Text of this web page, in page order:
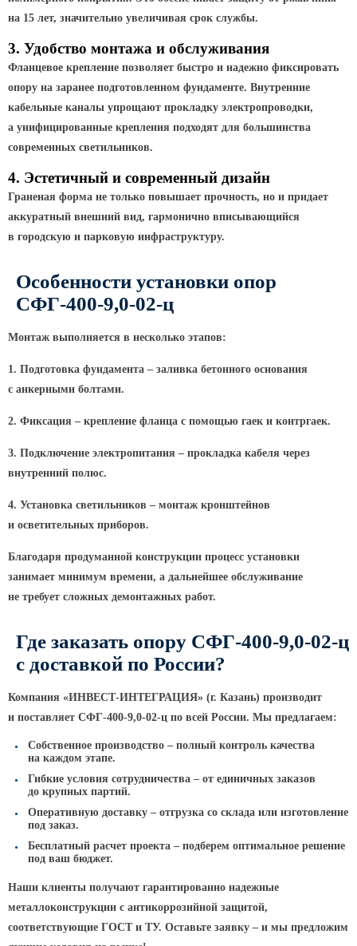
Высокомачтовые опоры
стационарной короной
ВМО Высокомачтовые опоры с
мобильной короной
Мачты связи
РМГ Радиомачты. Опоры сотовoй
ОДН Радиомачты. Опоры двойного
назначения
ОСВЕЩЕНИЯ
светильников
Кронштейн консольный для 2
светильников
светильников
Кронштейны для торшерных
светильников
Кронштейны для опор однорожковые
ПАРКОВОЕ ОСВЕЩЕНИЕ
Уличные столбики освещения
Световые комплексы
Стойка паркового светильника
стойки SP
Торшерные опоры освещения
Парковые светильники
Светильник уличный
Уличные торшерные светильники
Парковые прожекторы
на 15 лет, значительно увеличивая срок службы.
3. Удобство монтажа и обслуживания
Фланцевое крепление позволяет быстро и надежно фиксировать
опору на заранее подготовленном фундаменте. Внутренние
кабельные каналы упрощают прокладку электропроводки,
а унифицированные крепления подходят для большинства
современных светильников.
4. Эстетичный и современный дизайн
Граненая форма не только повышает прочность, но и придает
аккуратный внешний вид, гармонично вписывающийся
в городскую и парковую инфраструктуру.
Особенности установки опор
СФГ-400-9,0-02-ц
Монтаж выполняется в несколько этапов:
1. Подготовка фундамента – заливка бетонного основания
с анкерными болтами.
2. Фиксация – крепление фланца с помощью гаек и контргаек.
3. Подключение электропитания – прокладка кабеля через
внутренний полюс.
4. Установка светильников – монтаж кронштейнов
и осветительных приборов.
Благодаря продуманной конструкции процесс установки
занимает минимум времени, а дальнейшее обслуживание
не требует сложных демонтажных работ.
Где заказать опору СФГ-400-9,0-02-ц
с доставкой по России?
Компания «ИНВЕСТ-ИНТЕГРАЦИЯ» (г. Казань) производит
и поставляет СФГ-400-9,0-02-ц по всей России. Мы предлагаем:
Собственное производство – полный контроль качества
на каждом этапе.
Гибкие условия сотрудничества – от единичных заказов
до крупных партий.
Оперативную доставку – отгрузка со склада или изготовление
под заказ.
Бесплатный расчет проекта – подберем оптимальное решение
под ваш бюджет.
Наши клиенты получают гарантированно надежные
металлоконструкции с антикоррозийной защитой,
соответствующие ГОСТ и ТУ. Оставьте заявку – и мы предложим